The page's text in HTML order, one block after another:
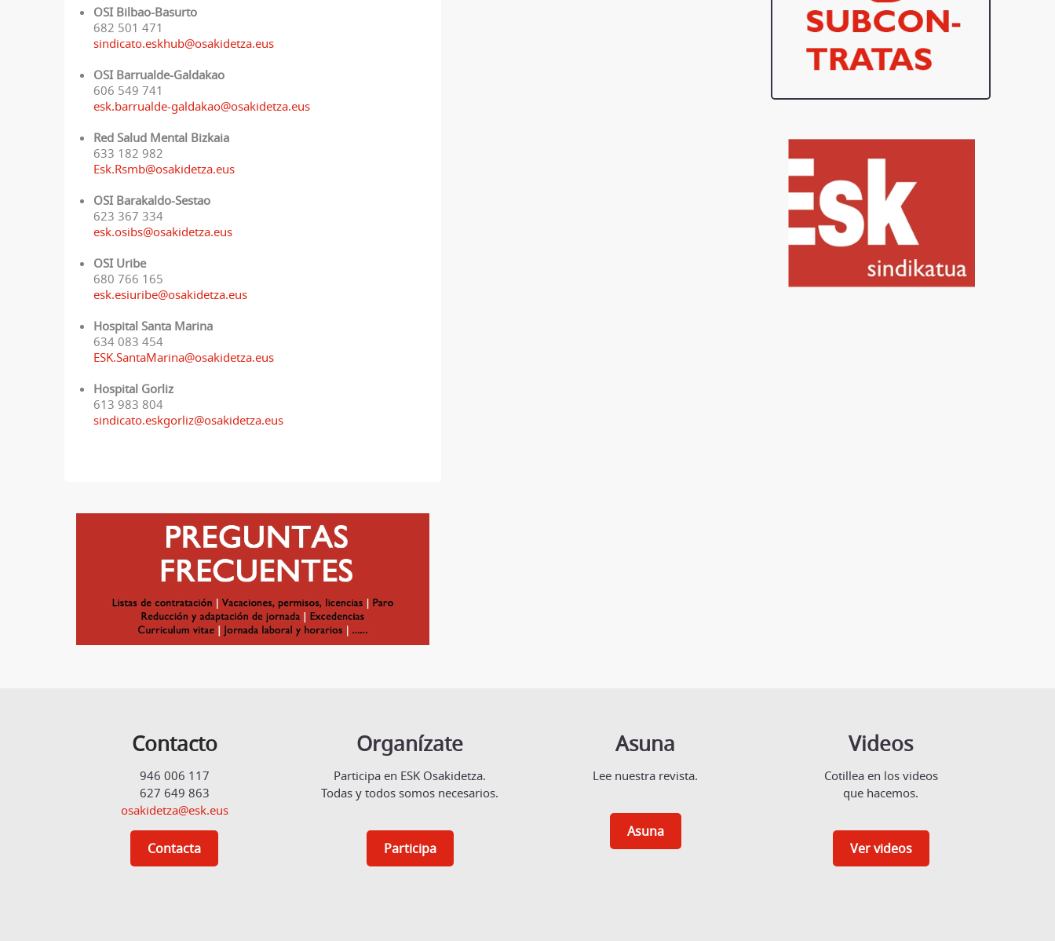
OSI Bilbao-Basurto
682 501 471
sindicato.eskhub@osakidetza.eus
OSI Barrualde-Galdakao
606 549 741
esk.barrualde-galdakao@osakidetza.eus
Red Salud Mental Bizkaia
633 182 982
Esk.Rsmb@osakidetza.eus
OSI Barakaldo-Sestao
623 367 334
esk.osibs@osakidetza.eus
OSI Uribe
680 766 165
esk.esiuribe@osakidetza.eus
Hospital Santa Marina
634 083 454
ESK.SantaMarina@osakidetza.eus
Hospital Gorliz
613 983 804
sindicato.eskgorliz@osakidetza.eus
Contacto
946 006 117
627 649 863
osakidetza@esk.eus
Contacta
Organízate
Participa en ESK Osakidetza.
Todas y todos somos necesarios.
Participa
Asuna
Lee nuestra revista.
Asuna
Videos
Cotillea en los videos
que hacemos.
Ver videos